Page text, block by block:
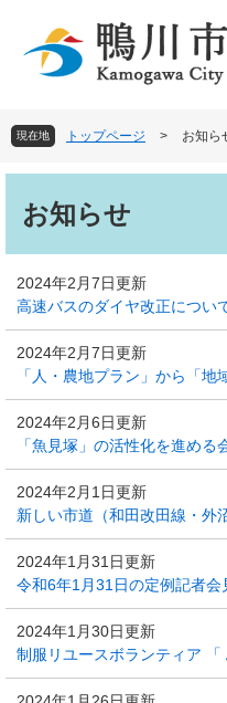
頭
で
す
飛
ば
し
現在地 トップページ > お知ら
お知らせ
2024年2月7日更新
高速バスのダイヤ改正につい
2024年2月7日更新
「人・農地プラン」から「地
2024年2月6日更新
「魚見塚」の活性化を進める
2024年2月1日更新
新しい市道（和田改田線・外
2024年1月31日更新
令和6年1月31日の定例記者会
2024年1月30日更新
制服リユースボランティア 「